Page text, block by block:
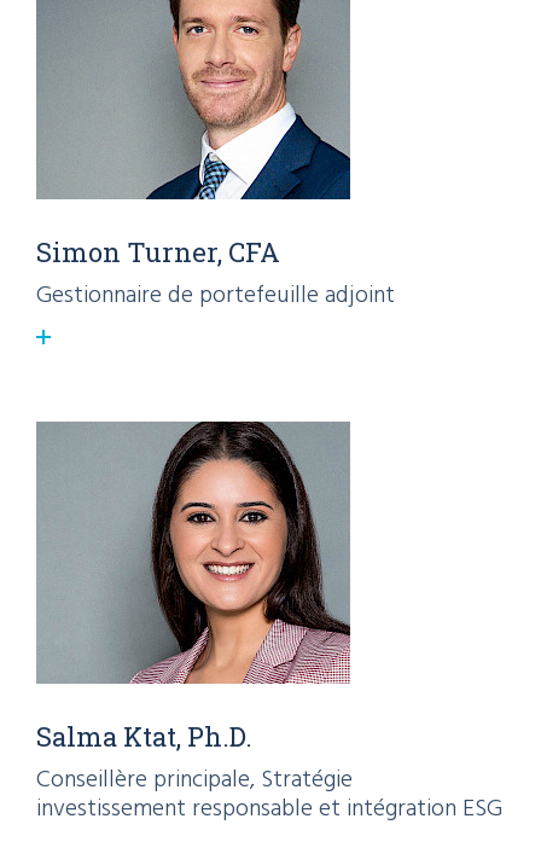
Simon Turner, CFA
Gestionnaire de portefeuille adjoint
Salma Ktat, Ph.D.
Conseillère principale, Stratégie
investissement responsable et intégration ESG